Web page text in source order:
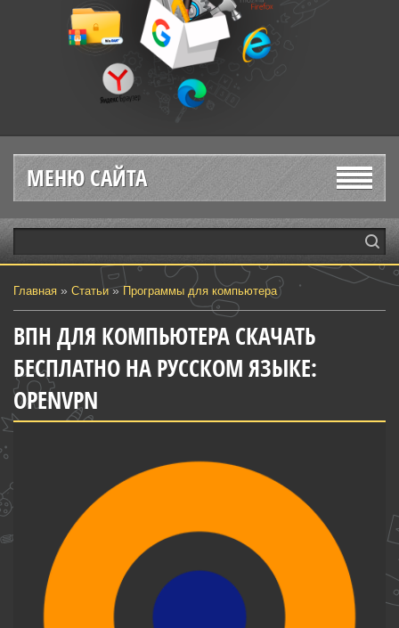
МЕНЮ САЙТА
Главная » Статьи»Программы для компьютера
ВПН ДЛЯ КОМПЬЮТЕРА СКАЧАТЬ
БЕСПЛАТНО НА РУССКОМ ЯЗЫКЕ:
OPENVPN